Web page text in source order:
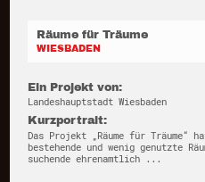
Räume für Träume
WIESBADEN
Ein Projekt von:
Landeshauptstadt Wiesbaden
Kurzportrait:
Das Projekt „Räume für Träume“
bestehende und wenig genutzte
suchende ehrenamtlich ...